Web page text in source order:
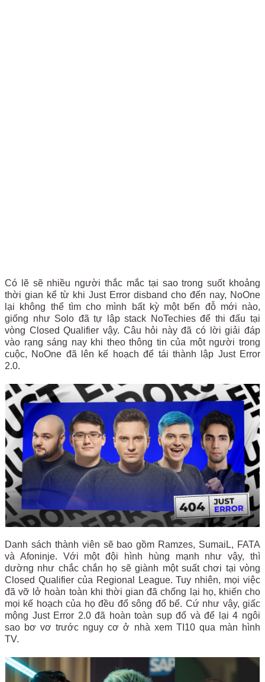
Có lẽ sẽ nhiều người thắc mắc tại sao trong suốt khoảng
thời gian kể từ khi Just Error disband cho đến nay, NoOne
lại không thể tìm cho mình bất kỳ một bến đỗ mới nào,
giống như Solo đã tự lập stack NoTechies để thi đấu tại
vòng Closed Qualifier vậy. Câu hỏi này đã có lời giải đáp
vào rạng sáng nay khi theo thông tin của một người trong
cuộc, NoOne đã lên kế hoạch để tái thành lập Just Error
2.0.
Danh sách thành viên sẽ bao gồm Ramzes, SumaiL, FATA
và Afoninje. Với một đội hình hùng mạnh như vậy, thì
dường như chắc chắn họ sẽ giành một suất chơi tại vòng
Closed Qualifier của Regional League. Tuy nhiên, mọi việc
đã vỡ lở hoàn toàn khi thời gian đã chống lại họ, khiến cho
mọi kế hoạch của họ đều đổ sông đổ bể. Cứ như vậy, giấc
mộng Just Error 2.0 đã hoàn toàn sụp đổ và để lại 4 ngôi
sao bơ vơ trước nguy cơ ở nhà xem TI10 qua màn hình
TV.